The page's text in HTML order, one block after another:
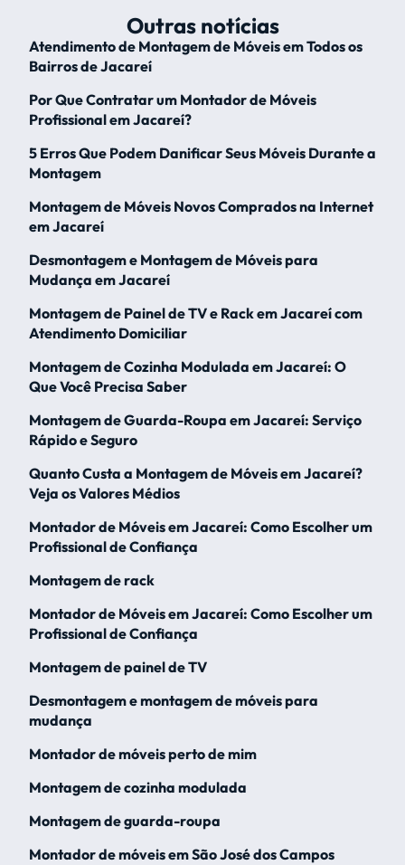
Outras notícias
Atendimento de Montagem de Móveis em Todos os
Bairros de Jacareí
Por Que Contratar um Montador de Móveis
Profissional em Jacareí?
5 Erros Que Podem Danificar Seus Móveis Durante a
Montagem
Montagem de Móveis Novos Comprados na Internet
em Jacareí
Desmontagem e Montagem de Móveis para
Mudança em Jacareí
Montagem de Painel de TV e Rack em Jacareí com
Atendimento Domiciliar
Montagem de Cozinha Modulada em Jacareí: O
Que Você Precisa Saber
Montagem de Guarda-Roupa em Jacareí: Serviço
Rápido e Seguro
Quanto Custa a Montagem de Móveis em Jacareí?
Veja os Valores Médios
Montador de Móveis em Jacareí: Como Escolher um
Profissional de Confiança
Montagem de rack
Montador de Móveis em Jacareí: Como Escolher um
Profissional de Confiança
Montagem de painel de TV
Desmontagem e montagem de móveis para
mudança
Montador de móveis perto de mim
Montagem de cozinha modulada
Montagem de guarda-roupa
Montador de móveis em São José dos Campos